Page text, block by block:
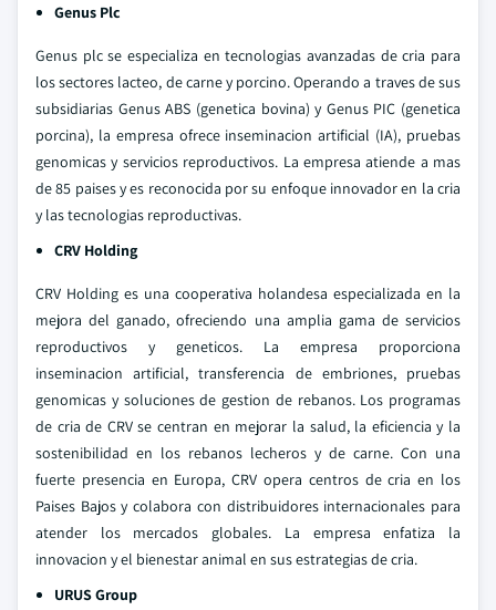
Genus Plc
Genus plc se especializa en tecnologias avanzadas de cria para
los sectores lacteo, de carne y porcino. Operando a traves de sus
subsidiarias Genus ABS (genetica bovina) y Genus PIC (genetica
porcina), la empresa ofrece inseminacion artificial (IA), pruebas
genomicas y servicios reproductivos. La empresa atiende a mas
de 85 paises y es reconocida por su enfoque innovador en la cria
y las tecnologias reproductivas.
CRV Holding
CRV Holding es una cooperativa holandesa especializada en la
mejora del ganado, ofreciendo una amplia gama de servicios
reproductivos y geneticos. La empresa proporciona
inseminacion artificial, transferencia de embriones, pruebas
genomicas y soluciones de gestion de rebanos. Los programas
de cria de CRV se centran en mejorar la salud, la eficiencia y la
sostenibilidad en los rebanos lecheros y de carne. Con una
fuerte presencia en Europa, CRV opera centros de cria en los
Paises Bajos y colabora con distribuidores internacionales para
atender los mercados globales. La empresa enfatiza la
innovacion y el bienestar animal en sus estrategias de cria.
URUS Group